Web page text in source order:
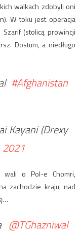
walkach zdobyli oni
W toku jest operacja
(stolicą prowincji
Dostum, a niedługo
#Afghanistan
Kayani (Drexy
2021
wali o Pol-e Chomri,
zachodzie kraju, nad
@TGhazniwal